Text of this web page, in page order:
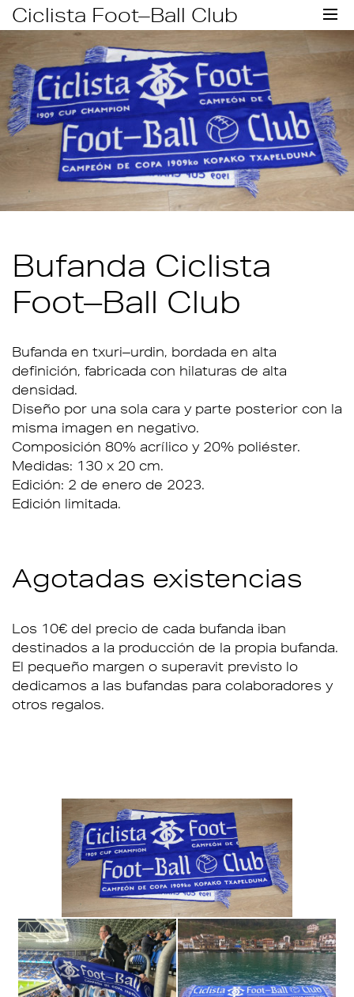
Skip
to
content
Ciclista Foot–Ball Club
Bufanda Ciclista
Foot–Ball Club
Bufanda en txuri–urdin, bordada en alta
definición, fabricada con hilaturas de alta
densidad.
Diseño por una sola cara y parte posterior con la
misma imagen en negativo.
Composición 80% acrílico y 20% poliéster.
Medidas: 130 x 20 cm.
Edición: 2 de enero de 2023.
Edición limitada.
Agotadas existencias
Los 10€ del precio de cada bufanda iban
destinados a la producción de la propia bufanda.
El pequeño margen o superavit previsto lo
dedicamos a las bufandas para colaboradores y
otros regalos.